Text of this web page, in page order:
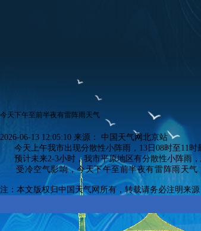
今天下午至前半夜有雷阵雨天气
2026-06-13 12:05:10 来源： 中国天气网北京站
今天上午我市出现分散性小阵雨，13日08时至11时
预计未来2-3小时，我市平原地区有分散性小阵雨，
受冷空气影响，今天下午至前半夜有雷阵雨天气
注：本文版权归中国天气网所有，转载请务必注明来源